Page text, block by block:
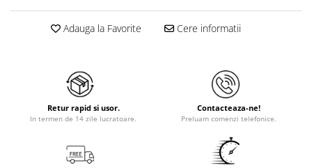
Adauga la Favorite Cere informatii
Retur rapid si usor.
In termen de 14 zile lucratoare.
Contacteaza-ne!
Preluam comenzi telefonice.